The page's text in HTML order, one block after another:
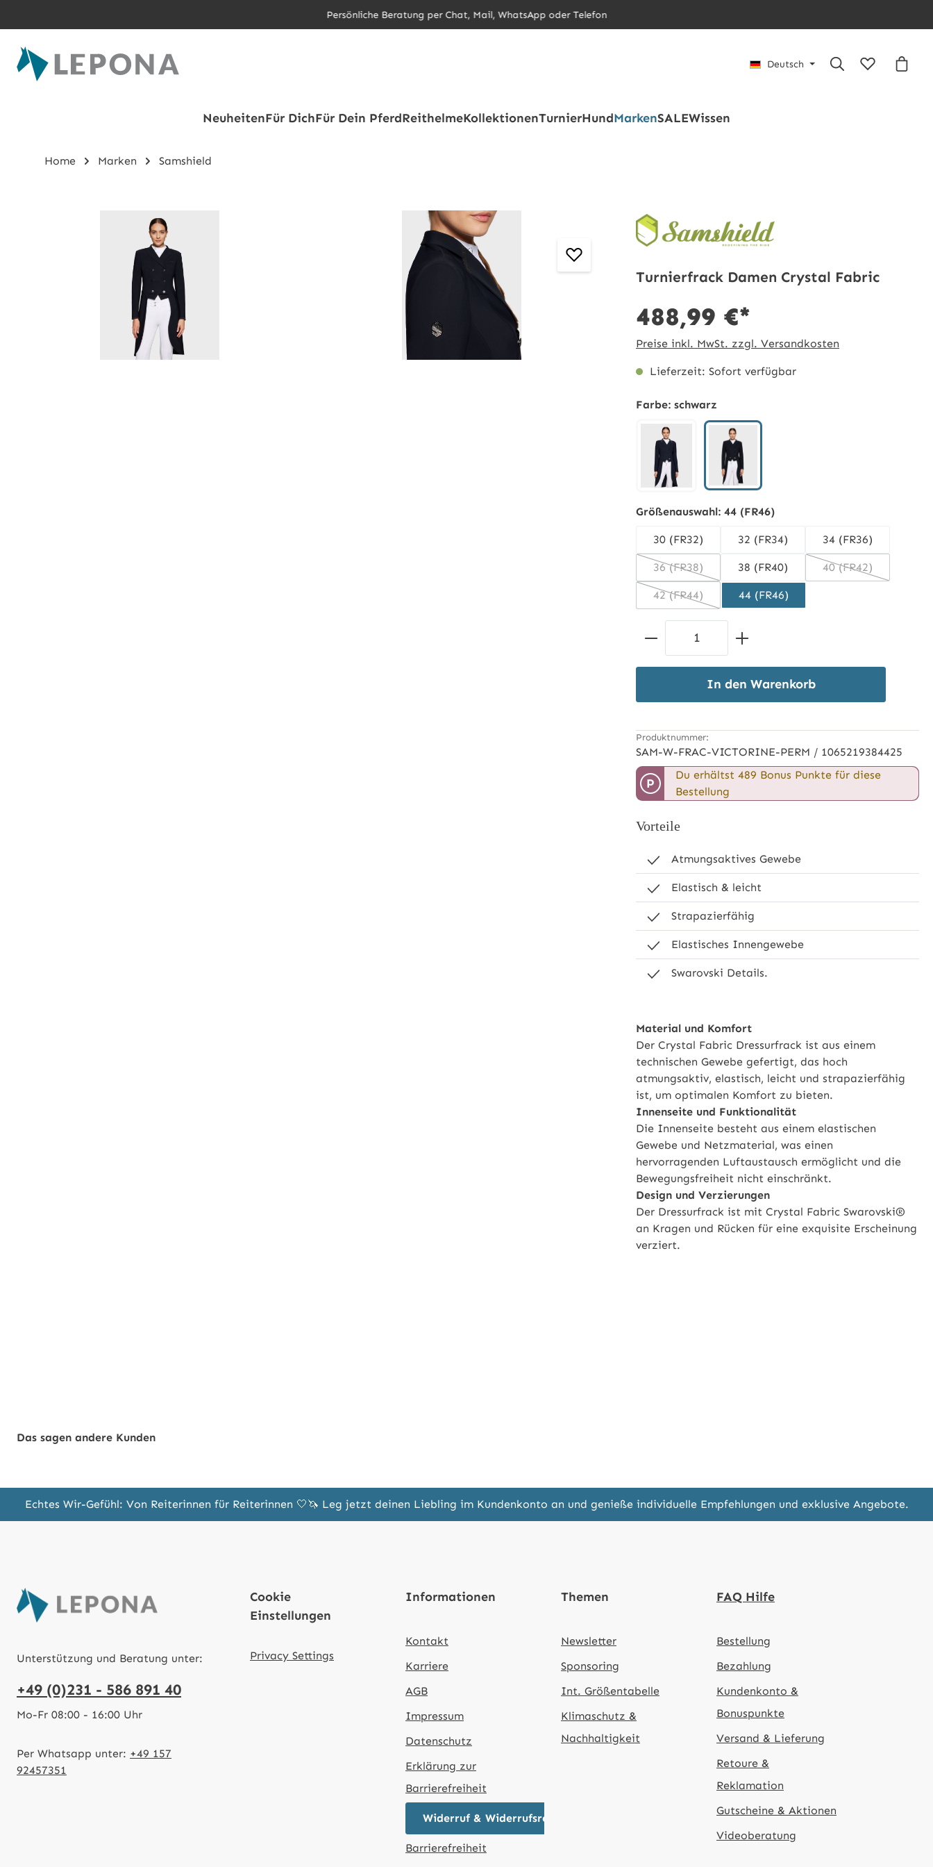
Persönliche Beratung per Chat, Mail, WhatsApp oder Telefon
Deutsch
Du hast 0
NeuheitenFür DichFür Dein PferdReithelmeKollektionenTurnierHundMarkenSALEWissen
Home Marken Samshield
Bildergalerie überspringen
Turnierfrack Damen Crystal Fabric
488,99 €*
Preise inkl. MwSt. zzgl. Versandkosten
Lieferzeit: Sofort verfügbar
Farbe: schwarz
Größenauswahl: 44 (FR46)
30 (FR32) 32 (FR34) 34 (FR36)
36 (FR38)
(Diese Option ist zurzeit nicht verfügbar.)
38 (FR40) 40 (FR42)
(Diese Option ist
42 (FR44)
(Diese Option ist zurzeit nicht verfügbar.)
44 (FR46)
Produkt Anzahl: Gib den
In den Warenkorb
Produktnummer:
SAM-W-FRAC-VICTORINE-PERM / 1065219384425
P
Du erhältst 489 Bonus Punkte für diese
Bestellung
Vorteile
Atmungsaktives Gewebe
Elastisch & leicht
Strapazierfähig
Elastisches Innengewebe
Swarovski Details.
Material und Komfort
Der Crystal Fabric Dressurfrack ist aus einem
technischen Gewebe gefertigt, das hoch
atmungsaktiv, elastisch, leicht und strapazierfähig
ist, um optimalen Komfort zu bieten.
Innenseite und Funktionalität
Die Innenseite besteht aus einem elastischen
Gewebe und Netzmaterial, was einen
hervorragenden Luftaustausch ermöglicht und die
Bewegungsfreiheit nicht einschränkt.
Design und Verzierungen
Der Dressurfrack ist mit Crystal Fabric Swarovski®
an Kragen und Rücken für eine exquisite Erscheinung
verziert.
Das sagen andere Kunden
Echtes Wir-Gefühl: Von Reiterinnen für Reiterinnen 🤍🦄 Leg jetzt deinen Liebling im Kundenkonto an und genieße individuelle Empfehlungen und exklusive Angebote.
Unterstützung und Beratung unter:
+49 (0)231 - 586 891 40
Mo-Fr 08:00 - 16:00 Uhr
Per Whatsapp unter: +49 157
92457351
Cookie
Einstellungen
Privacy Settings
Informationen
Kontakt
Karriere
AGB
Impressum
Datenschutz
Erklärung zur
Barrierefreiheit
Widerruf & Widerrufsrecht
Barrierefreiheit
Themen
Newsletter
Sponsoring
Int. Größentabelle
Klimaschutz &
Nachhaltigkeit
FAQ Hilfe
Bestellung
Bezahlung
Kundenkonto &
Bonuspunkte
Versand & Lieferung
Retoure &
Reklamation
Gutscheine & Aktionen
Videoberatung